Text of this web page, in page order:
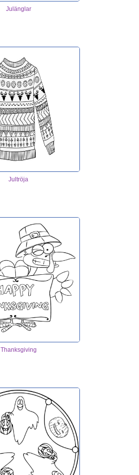
Julänglar
Jultröja
Thanksgiving